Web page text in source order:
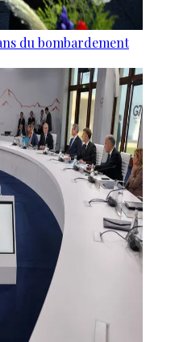
du bombardement